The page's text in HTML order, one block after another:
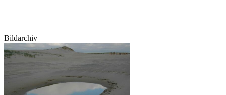
Bildarchiv